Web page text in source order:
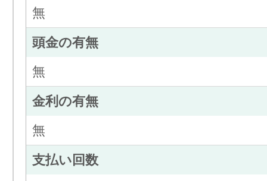
無
頭金の有無
無
金利の有無
無
支払い回数